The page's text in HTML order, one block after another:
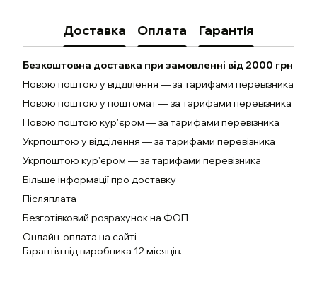
Доставка Оплата Гарантія
Безкоштовна доставка при замовленні від 2000 грн
Новою поштою у відділення — за тарифами перевізника
Новою поштою у поштомат — за тарифами перевізника
Новою поштою кур'єром — за тарифами перевізника
Укрпоштою у відділення — за тарифами перевізника
Укрпоштою кур'єром — за тарифами перевізника
Більше інформації про доставку
Післяплата
Безготівковий розрахунок на ФОП
Онлайн-оплата на сайті
Гарантія від виробника 12 місяців.